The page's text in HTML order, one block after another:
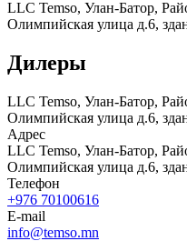
LLC Temso, Улан-Батор,
Олимпийская улица д.6,
Дилеры
LLC Temso, Улан-Батор,
Олимпийская улица д.6,
Адрес
LLC Temso, Улан-Батор,
Олимпийская улица д.6,
Телефон
+976 70100616
E-mail
info@temso.mn